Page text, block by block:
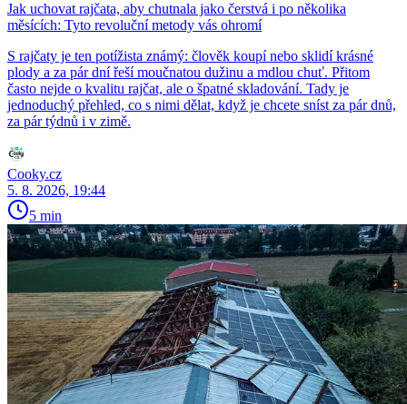
Jak uchovat rajčata, aby chutnala jako čerstvá i po několika
měsících: Tyto revoluční metody vás ohromí
S rajčaty je ten potížista známý: člověk koupí nebo sklidí krásné
plody a za pár dní řeší moučnatou dužinu a mdlou chuť. Přitom
často nejde o kvalitu rajčat, ale o špatné skladování. Tady je
jednoduchý přehled, co s nimi dělat, když je chcete sníst za pár dnů,
za pár týdnů i v zimě.
Cooky.cz
5. 8. 2026, 19:44
5 min